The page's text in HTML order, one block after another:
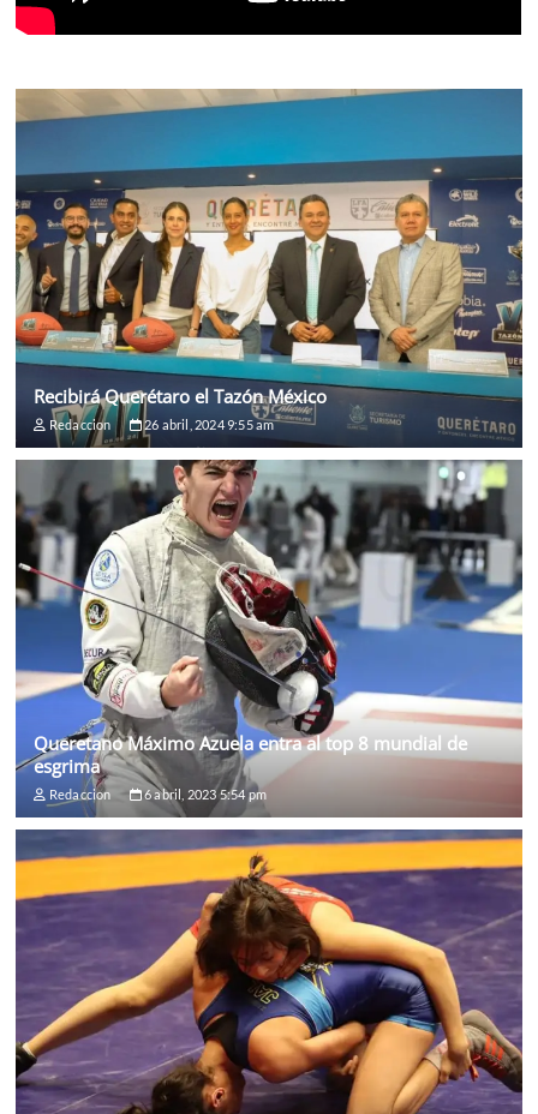
Recibirá Querétaro el Tazón México
Redaccion 26 abril, 2024 9:55 am
Queretano Máximo Azuela entra al top 8 mundial de
esgrima
Redaccion 6 abril, 2023 5:54 pm